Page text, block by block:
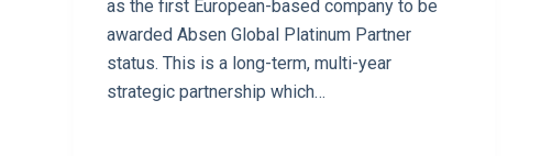
as the first European-based company to be
awarded Absen Global Platinum Partner
status. This is a long-term, multi-year
strategic partnership which…